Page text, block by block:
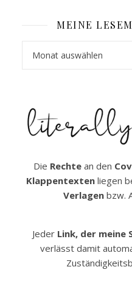
MEINE
Die Rechte an den
Klappentexten liegen
Verlagenbzw.
Jeder Link, der meine
verlässt damit